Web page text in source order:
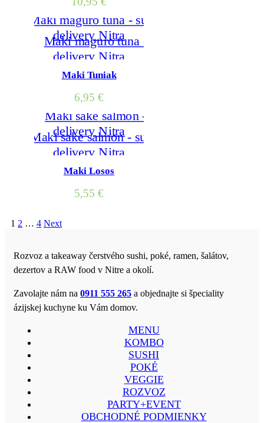
Maki Tuniak
6,95 €
Maki Losos
5,55 €
1 2 … 4 Next
Rozvoz a takeaway čerstvého sushi, poké, ramen, šalátov,
dezertov a RAW food v Nitre a okolí.
Zavolajte nám na 0911 555 265 a objednajte si špeciality
ázijskej kuchyne ku Vám domov.
MENU
KOMBO
SUSHI
POKÉ
VEGGIE
ROZVOZ
PARTY+EVENT
OBCHODNÉ PODMIENKY